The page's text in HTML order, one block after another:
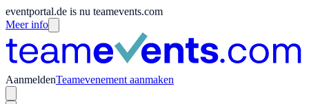
eventportal.de is nu teamevents.com
Meer info
AanmeldenTeamevenement aanmaken